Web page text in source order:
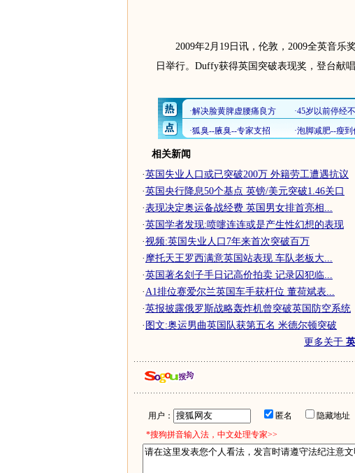
2009年2月19日讯，伦敦，2009全英音乐奖
日举行。Duffy获得英国突破表现奖，登台献唱
相关新闻
·英国失业人口或已突破200万 外籍劳工遭遇抗议
·英国央行降息50个基点 英镑/美元突破1.46关口
·表现决定奥运备战经费 英国男女排首亮相...
·英国学者发现:喷嚏连连或是产生性幻想的表现
·视频:英国失业人口7年来首次突破百万
· 摩托天王罗西满意英国站表现 车队老板大...
·英国著名刽子手日记高价拍卖 记录囚犯临...
·A1排位赛爱尔兰英国车手获杆位 董荷斌表...
·英报披露俄罗斯战略轰炸机曾突破英国防空系统
· 图文:奥运男曲英国队获第五名 米德尔顿突破
更多关于
用户： 匿名 隐藏地址
*搜狗拼音输入法，中文处理专家>>